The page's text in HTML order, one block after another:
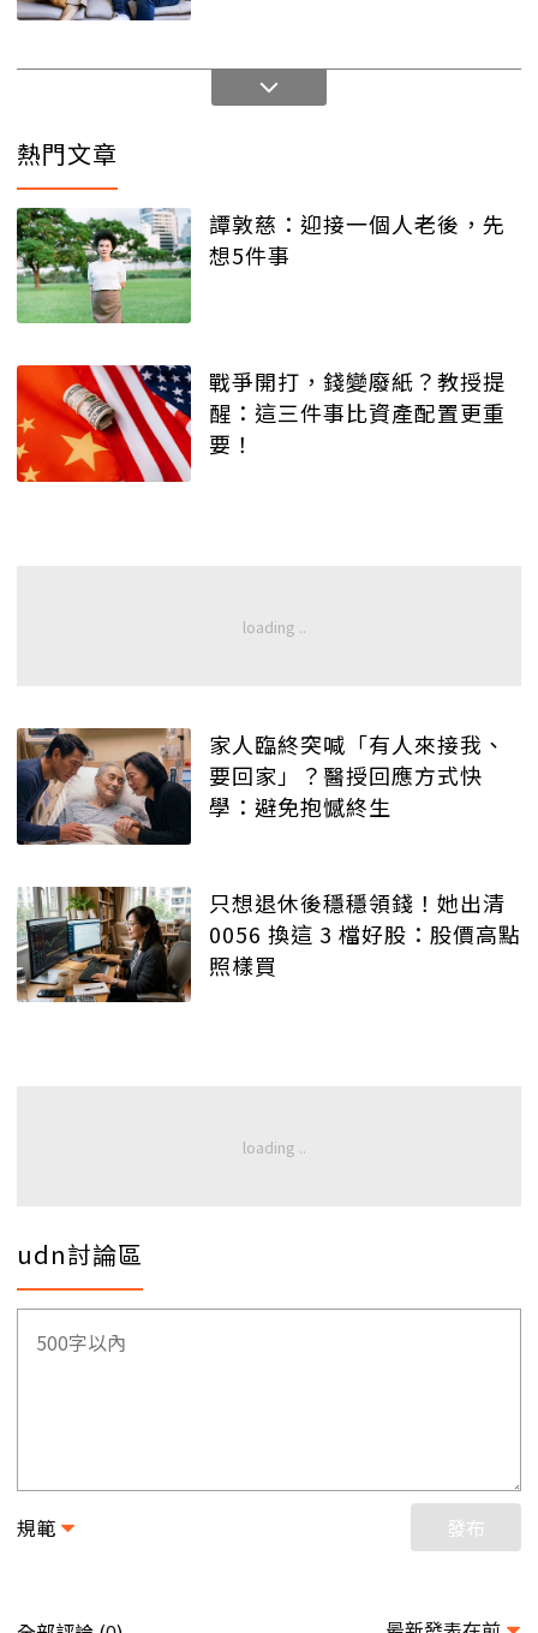
熱門文章
譚敦慈：迎接一個人老後，先
想5件事
戰爭開打，錢變廢紙？教授提
醒：這三件事比資產配置更重
要！
家人臨終突喊「有人來接我、
要回家」？醫授回應方式快
學：避免抱憾終生
只想退休後穩穩領錢！她出清
0056 換這 3 檔好股：股價高點
照樣買
udn討論區
規範 發布